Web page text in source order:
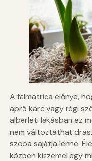
A falmatrica előnye,
apró karc vagy régi
albérleti lakásban ez
nem változtathat
szoba sajátja lenne.
közben kiszemel egy